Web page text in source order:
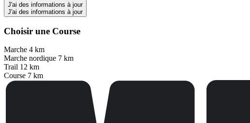
J'ai des informations à jour
J'ai des informations à jour
Choisir une Course
Marche 4 km
Marche nordique 7 km
Trail 12 km
Course 7 km